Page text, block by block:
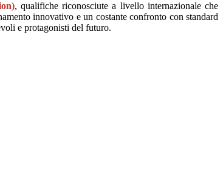
, qualifiche riconosciute a livello internazionale che
innovativo e un costante confronto con standard
e protagonisti del futuro.